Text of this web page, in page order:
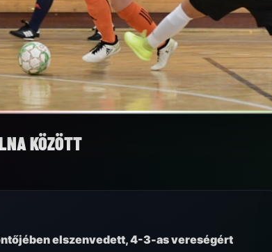
KÖZÖTT
elszenvedett, 4-3-as vereségért